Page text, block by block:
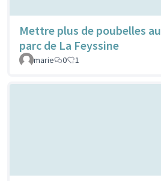
Mettre plus de poubelles au
parc de La Feyssine
marie
0 1